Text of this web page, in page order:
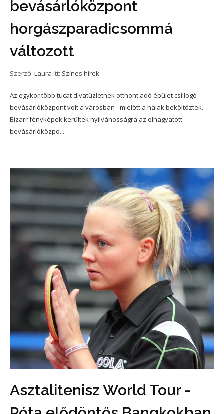
bevásárlóközpont
horgászparadicsommá
változott
Szerző: Laura itt: Színes hírek
Az egykor több tucat divatüzletnek otthont adó épület csillogó
bevásárlóközpont volt a városban - mielőtt a halak beköltöztek.
Bizarr fényképek kerültek nyilvánosságra az elhagyatott
bevásárlóközpo...
Asztalitenisz World Tour -